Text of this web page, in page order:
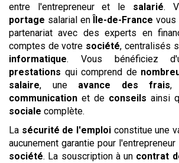
entre l'entrepreneur et le salarié.
portage salarial en Île-de-France
partenariat avec des experts en
comptes de votre société, centralisés
informatique. Vous bénéficiez
prestations qui comprend de
salaire, une avance des frais,
communication et de conseils ainsi
sociale complète.
La sécurité de l'emploi constitue une
aucunement garantie pour
société. La souscription à un contrat